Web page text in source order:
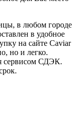
в любом городе
в удобное
на сайте Caviar
но и легко.
сервисом СДЭК.